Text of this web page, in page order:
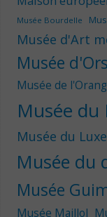
Musée Bourdelle
Musée d'Art
Musée
Musée de
Musée du
Musée du
Musée du
Musée
Musée Maillol